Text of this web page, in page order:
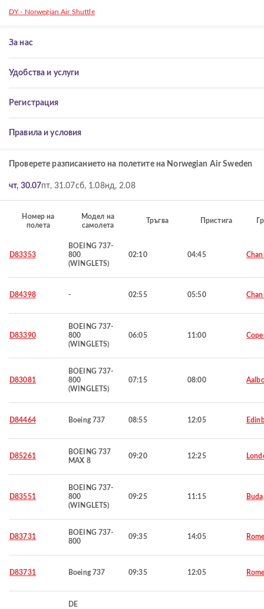
DY - Norwegian Air Shuttle
За нас
Удобства и услуги
Регистрация
Правила и условия
Проверете разписанието на полетите на Norwegian Air Sweden
чт, 30.07пт, 31.07сб, 1.08нд, 2.08
Номер на
полета
Модел на
самолета
Тръгва Пристига
D83353
BOEING 737-
800
(WINGLETS)
02:10 04:45
D84398 - 02:55 05:50
D83390
BOEING 737-
800
(WINGLETS)
06:05 11:00
D83081
BOEING 737-
800
(WINGLETS)
07:15 08:00
D84464 Boeing 737 08:55 12:05
D85261
BOEING 737
MAX 8
09:20 12:25
D83551
BOEING 737-
800
(WINGLETS)
09:25 11:15
D83731
BOEING 737-
800
09:35 14:05
D83731 Boeing 737 09:35 12:05
DE